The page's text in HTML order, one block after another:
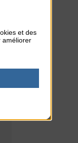
et des
améliorer